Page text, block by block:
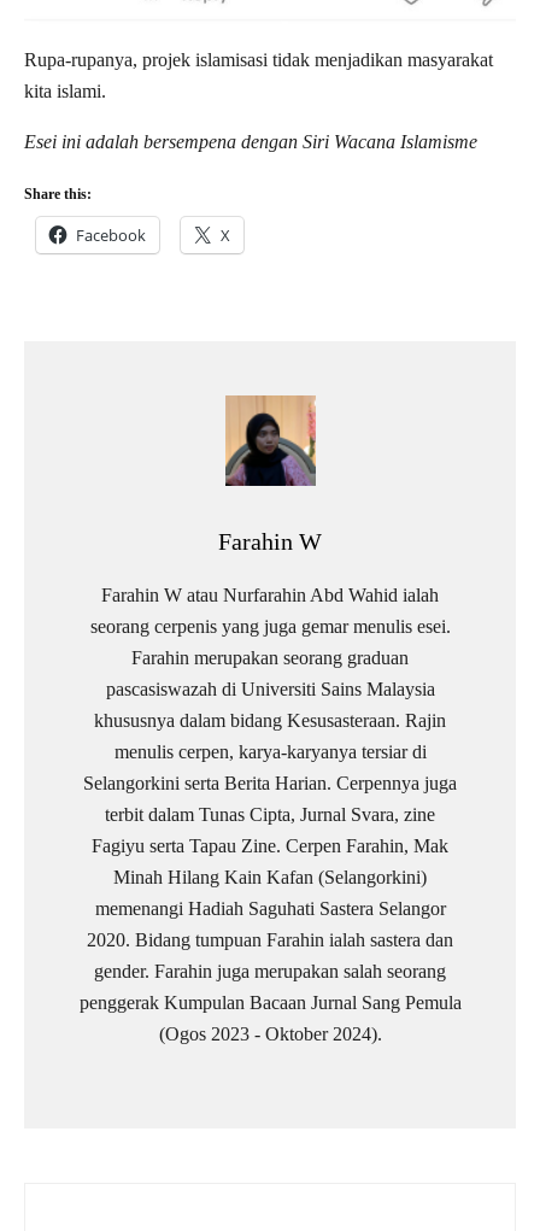
Rupa-rupanya, projek islamisasi tidak menjadikan masyarakat
kita islami.
Esei ini adalah bersempena dengan Siri Wacana Islamisme
Share this:
Facebook X
Farahin W
Farahin W atau Nurfarahin Abd Wahid ialah
seorang cerpenis yang juga gemar menulis esei.
Farahin merupakan seorang graduan
pascasiswazah di Universiti Sains Malaysia
khususnya dalam bidang Kesusasteraan. Rajin
menulis cerpen, karya-karyanya tersiar di
Selangorkini serta Berita Harian. Cerpennya juga
terbit dalam Tunas Cipta, Jurnal Svara, zine
Fagiyu serta Tapau Zine. Cerpen Farahin, Mak
Minah Hilang Kain Kafan (Selangorkini)
memenangi Hadiah Saguhati Sastera Selangor
2020. Bidang tumpuan Farahin ialah sastera dan
gender. Farahin juga merupakan salah seorang
penggerak Kumpulan Bacaan Jurnal Sang Pemula
(Ogos 2023 - Oktober 2024).